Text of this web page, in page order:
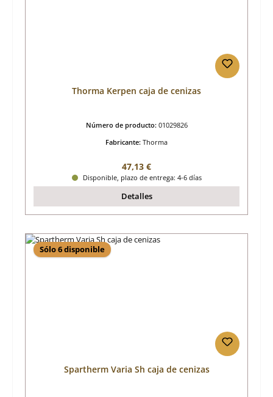
Thorma Kerpen caja de cenizas
Número de producto: 01029826
Fabricante: Thorma
Precio normal:
47,13 €
Disponible, plazo de entrega: 4-6 días
Detalles
Sólo 6 disponible
Spartherm Varia Sh caja de cenizas